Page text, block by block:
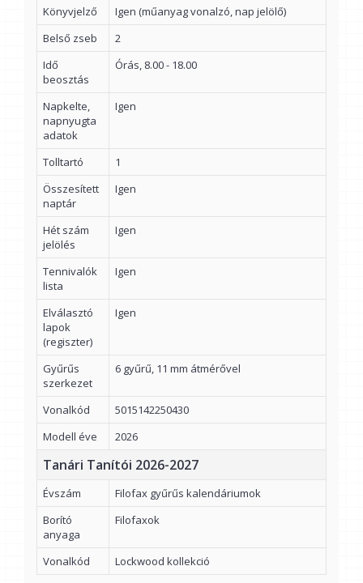
Könyvjelző
Igen (műanyag vonalzó, nap jelölő)
Belső zseb
2
Idő
beosztás
Órás, 8.00 - 18.00
Napkelte,
napnyugta
adatok
Igen
Tolltartó
1
Összesített
naptár
Igen
Hét szám
jelölés
Igen
Tennivalók
lista
Igen
Elválasztó
lapok
(regiszter)
Igen
Gyűrűs
szerkezet
6 gyűrű, 11 mm átmérővel
Vonalkód
5015142250430
Modell éve
2026
Tanári Tanítói 2026-2027
Évszám
Filofax gyűrűs kalendáriumok
Borító
anyaga
Filofaxok
Vonalkód Lockwood kollekció